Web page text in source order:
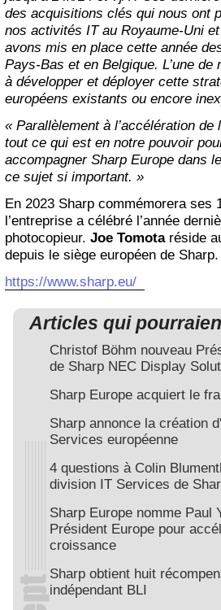
des acquisitions clés qui nous ont
nos activités IT au Royaume-Uni
avons mis en place cette année
Pays-Bas et en Belgique. L’une
à développer et déployer cette
européens existants ou encore
« Parallèlement à l’accélération
tout ce qui est en notre pouvoir
accompagner Sharp Europe dans
ce sujet si important. »
En 2023 Sharp commémorera ses
l’entreprise a célébré l’année
photocopieur. Joe Tomotaréside
depuis le siège européen de Sharp.
https://www.sharp.eu/
Articles qui
Christof Böhm nouveau
de Sharp NEC Display
Sharp Europe acquiert le
Sharp annonce la création
Services européenne
4 questions à Colin
division IT Services de
Sharp Europe nomme Paul
Président Europe pour
croissance
Sharp obtient huit
indépendant BLI